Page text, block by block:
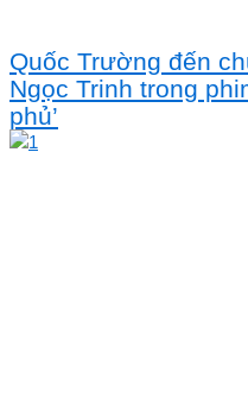
Quốc Trường đến
Ngọc Trinh trong
phủ’